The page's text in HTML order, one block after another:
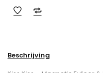
Beschrijving